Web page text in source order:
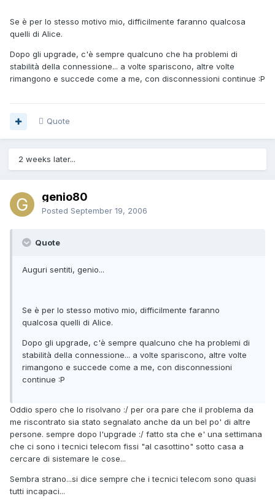
Se è per lo stesso motivo mio, difficilmente faranno qualcosa
quelli di Alice.
Dopo gli upgrade, c'è sempre qualcuno che ha problemi di
stabilità della connessione... a volte spariscono, altre volte
rimangono e succede come a me, con disconnessioni continue :P
Quote
2 weeks later...
genio80
Posted September 19, 2006
Quote
Auguri sentiti, genio...
Se è per lo stesso motivo mio, difficilmente faranno
qualcosa quelli di Alice.
Dopo gli upgrade, c'è sempre qualcuno che ha problemi di
stabilità della connessione... a volte spariscono, altre volte
rimangono e succede come a me, con disconnessioni
continue :P
Oddio spero che lo risolvano :/ per ora pare che il problema da
me riscontrato sia stato segnalato anche da un bel po' di altre
persone. sempre dopo l'upgrade :/ fatto sta che e' una settimana
che ci sono i tecnici telecom fissi "al casottino" sotto casa a
cercare di sistemare le cose...
Sembra strano...si dice sempre che i tecnici telecom sono quasi
tutti incapaci...